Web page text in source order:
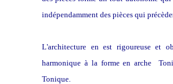
indépendamment des pièces qui
L'architecture en est rigoureuse et
harmonique à la forme en arche
Tonique.